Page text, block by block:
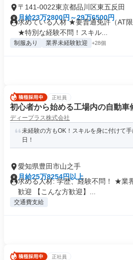
〒141-0022東京都品川区東五反田
月給23万2800円～29万6500円
求めている人材 ★要普通免許（AT
★特別な経験不問！スキル...
制服あり 業界未経験歓迎 +28個
正社員
初心者から始める工場内の自動車
ディープラス株式会社
未経験の方もOK！スキルを身に付けて
日！
愛知県豊田市山之手
月給25万8254円以上
求める人材: 学歴、経験不問！ ★業
歓迎 【こんな方歓迎】...
交通費支給
正社員